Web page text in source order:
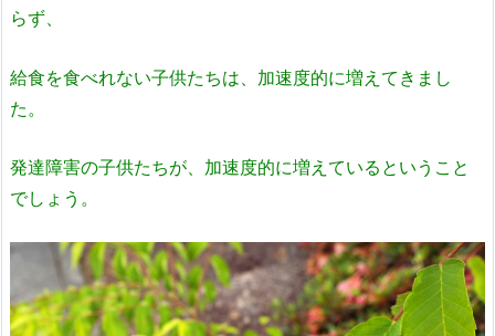
らず、
給食を食べれない子供たちは、加速度的に増えてきまし
た。
発達障害の子供たちが、加速度的に増えているということ
でしょう。